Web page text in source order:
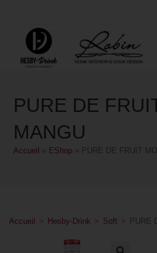
PURE DE
MANGU
Accueil EShop PURE DE FRUIT
Accueil > Hesby-Drink > Soft > PURE